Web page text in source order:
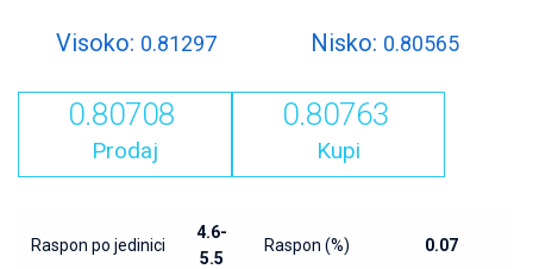
Visoko: 0.81297 Nisko: 0.80565
0.80708
Prodaj
0.80763
Kupi
Raspon po jedinici
4.6-
5.5
Raspon (%) 0.07